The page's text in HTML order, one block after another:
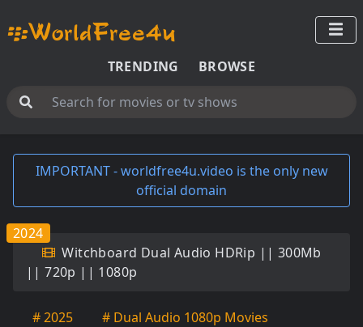
TRENDING BROWSE
IMPORTANT - worldfree4u.video is the only new
official domain
Witchboard Dual Audio HDRip || 300Mb
|| 720p || 1080p
2024
# 2025
# Dual Audio 1080p Movies